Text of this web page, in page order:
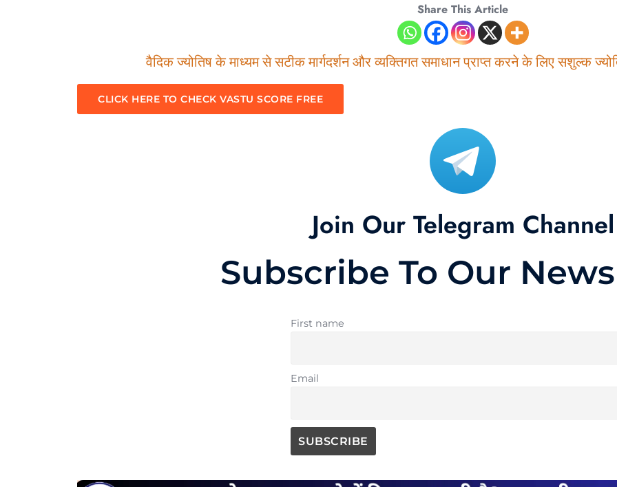
Share This Article
वैदिक ज्योतिष के माध्यम से सटीक मार्गदर्शन और व्यक्तिगत समाधान प्राप्त करने के लिए सशुल्क
CLICK HERE TO CHECK VASTU SCORE FREE
Join Our Telegram Channel
Subscribe To Our
First name
Email